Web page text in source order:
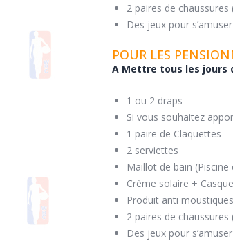
2 paires de
Des jeux pour
POUR LES
A Mettre tous les jours
1 ou 2 draps
Si vous souhaitez
1 paire de Claquettes
2 serviettes
Maillot de bain (Piscine
Crème solaire +
Produit anti moustiques
2 paires de
Des jeux pour